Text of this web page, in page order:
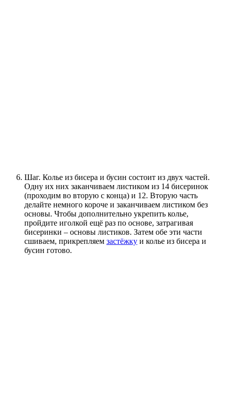
Шаг. Колье из бисера и бусин состоит из двух частей.
Одну их них заканчиваем листиком из 14 бисеринок
(проходим во вторую с конца) и 12. Вторую часть
делайте немного короче и заканчиваем листиком без
основы. Чтобы дополнительно укрепить колье,
пройдите иголкой ещё раз по основе, затрагивая
бисеринки – основы листиков. Затем обе эти части
сшиваем, прикрепляем застёжку и колье из бисера и
бусин готово.